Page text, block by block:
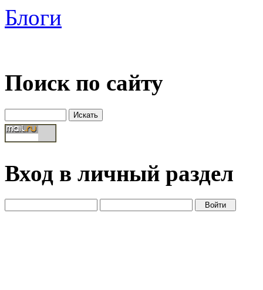
Блоги
Поиск по сайту
Вход в личный раздел